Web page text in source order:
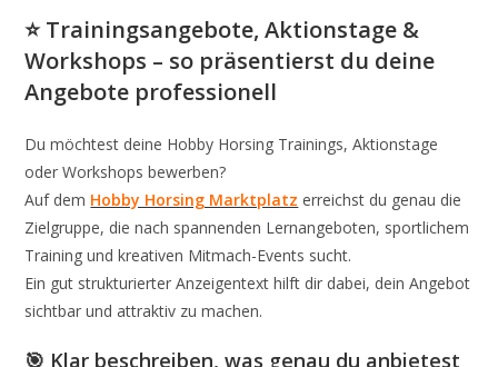
⭐ Trainingsangebote, Aktionstage &
Workshops – so präsentierst du deine
Angebote professionell
Du möchtest deine Hobby Horsing Trainings, Aktionstage
oder Workshops bewerben?
Auf dem Hobby Horsing Marktplatz erreichst du genau die
Zielgruppe, die nach spannenden Lernangeboten, sportlichem
Training und kreativen Mitmach-Events sucht.
Ein gut strukturierter Anzeigentext hilft dir dabei, dein Angebot
sichtbar und attraktiv zu machen.
🎯 Klar beschreiben, was genau du anbietest